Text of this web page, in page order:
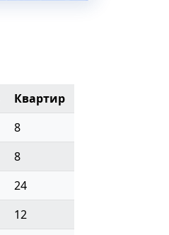
Квартир
8
8
24
12